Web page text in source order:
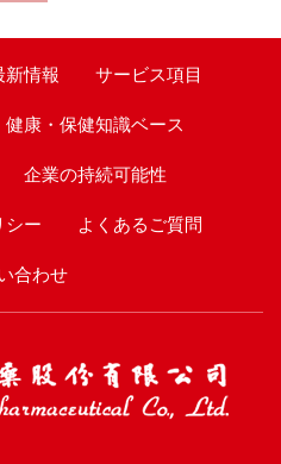
新情報 サービス項目
健康・保健知識ベース
企業の持続可能性
シー よくあるご質問
合わせ